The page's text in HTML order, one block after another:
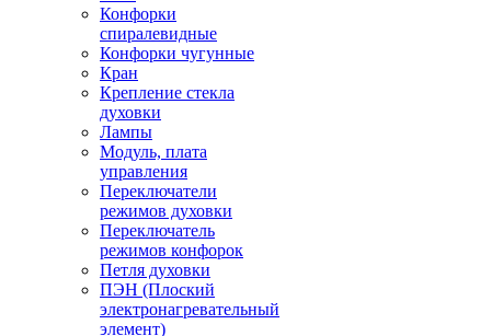
Конфорки
спиралевидные
Конфорки чугунные
Кран
Крепление стекла
духовки
Лампы
Модуль, плата
управления
Переключатели
режимов духовки
Переключатель
режимов конфорок
Петля духовки
ПЭН (Плоский
электронагревательный
элемент)